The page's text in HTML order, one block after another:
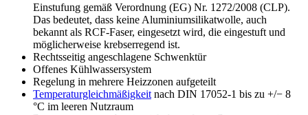
Einstufung gemäß Verordnung (EG) Nr. 1272/2008 (CLP).
Das bedeutet, dass keine Aluminiumsilikatwolle, auch
bekannt als RCF-Faser, eingesetzt wird, die eingestuft und
möglicherweise krebserregend ist.
Rechtsseitig angeschlagene Schwenktür
Offenes Kühlwassersystem
Regelung in mehrere Heizzonen aufgeteilt
Temperaturgleichmäßigkeit nach DIN 17052-1 bis zu +/− 8
°C im leeren Nutzraum